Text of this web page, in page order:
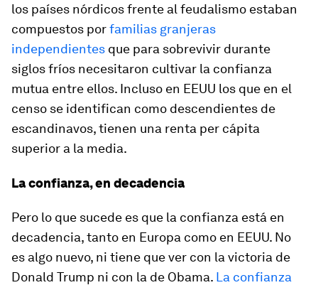
los países nórdicos frente al feudalismo estaban
compuestos porfamilias granjeras
independientes que para sobrevivir durante
siglos fríos necesitaron cultivar la confianza
mutua entre ellos. Incluso en EEUU los que en el
censo se identifican como descendientes de
escandinavos, tienen una renta per cápita
superior a la media.
La confianza, en decadencia
Pero lo que sucede es que la confianza está en
decadencia, tanto en Europa como en EEUU. No
es algo nuevo, ni tiene que ver con la victoria de
Donald Trump ni con la de Obama. La confianza